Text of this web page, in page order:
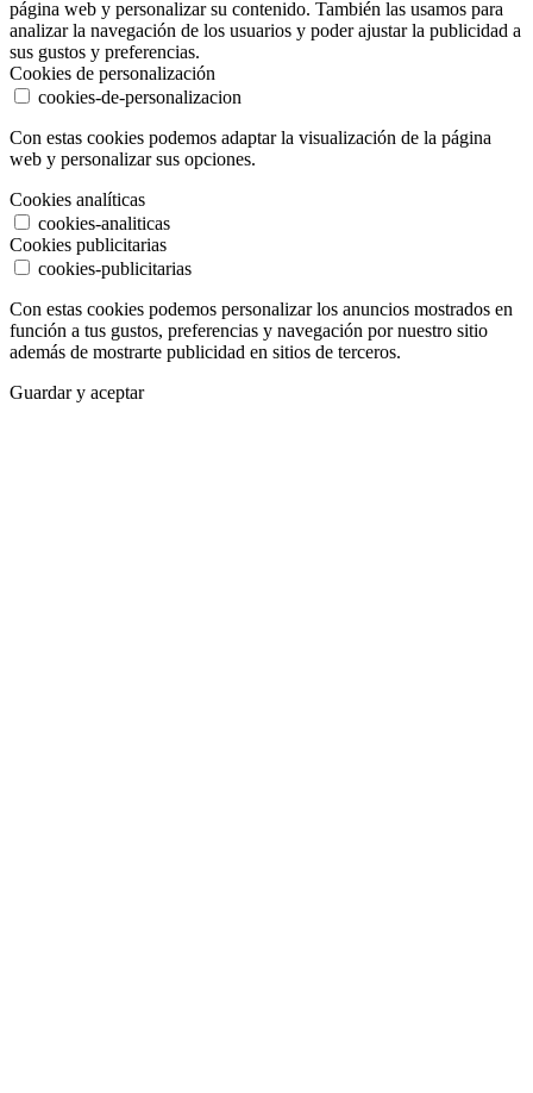
página web y personalizar su contenido. También las usamos para
analizar la navegación de los usuarios y poder ajustar la publicidad a
sus gustos y preferencias.
Cookies de personalización
cookies-de-personalizacion
Con estas cookies podemos adaptar la visualización de la página
web y personalizar sus opciones.
Cookies analíticas
cookies-analiticas
Cookies publicitarias
cookies-publicitarias
Con estas cookies podemos personalizar los anuncios mostrados en
función a tus gustos, preferencias y navegación por nuestro sitio
además de mostrarte publicidad en sitios de terceros.
Guardar y aceptar